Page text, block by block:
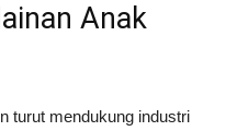
Anak
turut mendukung industri